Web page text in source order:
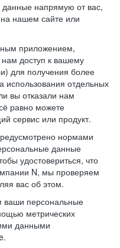
напрямую от вас,
нашем сайте или
приложением,
доступ к вашему
для получения более
использования отдельных
вы отказали нам
равно можете
сервис или продукт.
нормами
данные
удостовериться, что
N, мы проверяем
вас об этом.
ваши персональные
метрических
данными